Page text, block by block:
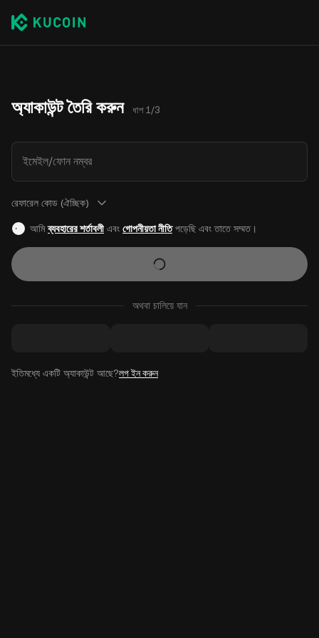
অ্যাকাউন্ট তৈরি করুন ধাপ 1/3
ইমেইল/ফোন নম্বর
রেফারেল কোড (ঐচ্ছিক)
আমিব্যবহারের শর্তাবলীএবং গোপনীয়তা নীতিপড়েছি এবং তাতে সম্মত।
অথবা চালিয়ে যান
ইতিমধ্যে একটি অ্যাকাউন্ট আছে?লগ ইন করুন